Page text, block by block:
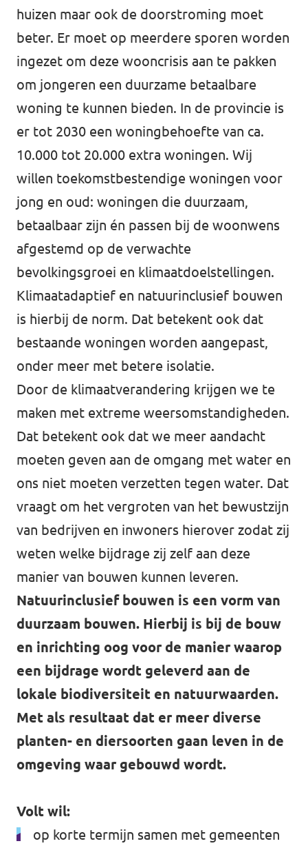
huizen maar ook de doorstroming moet
beter. Er moet op meerdere sporen worden
ingezet om deze wooncrisis aan te pakken
om jongeren een duurzame betaalbare
woning te kunnen bieden. In de provincie is
er tot 2030 een woningbehoefte van ca.
10.000 tot 20.000 extra woningen. Wij
willen toekomstbestendige woningen voor
jong en oud: woningen die duurzaam,
betaalbaar zijn én passen bij de woonwens
afgestemd op de verwachte
bevolkingsgroei en klimaatdoelstellingen.
Klimaatadaptief en natuurinclusief bouwen
is hierbij de norm. Dat betekent ook dat
bestaande woningen worden aangepast,
onder meer met betere isolatie.
Door de klimaatverandering krijgen we te
maken met extreme weersomstandigheden.
Dat betekent ook dat we meer aandacht
moeten geven aan de omgang met water en
ons niet moeten verzetten tegen water. Dat
vraagt om het vergroten van het bewustzijn
van bedrijven en inwoners hierover zodat zij
weten welke bijdrage zij zelf aan deze
manier van bouwen kunnen leveren.
Natuurinclusief bouwen is een vorm van
duurzaam bouwen. Hierbij is bij de bouw
en inrichting oog voor de manier waarop
een bijdrage wordt geleverd aan de
lokale biodiversiteit en natuurwaarden.
Met als resultaat dat er meer diverse
planten- en diersoorten gaan leven in de
omgeving waar gebouwd wordt.
Volt wil:
op korte termijn samen met gemeenten